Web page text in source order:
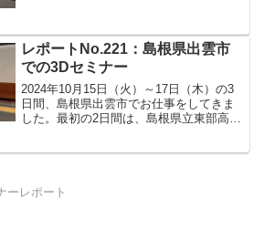
ペース、会議室、打...
レポートNo.221：島根県出雲市
での3Dセミナー
2024年10月15日（火）～17日（木）の3
日間、島根県出雲市でお仕事をしてきま
した。最初の2日間は、島根県立東部高等
ーレポート